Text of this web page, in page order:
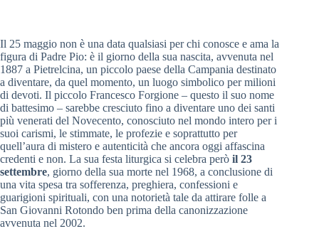
Il 25 maggio non è una data qualsiasi per chi conosce e ama la
figura di Padre Pio: è il giorno della sua nascita, avvenuta nel
1887 a Pietrelcina, un piccolo paese della Campania destinato
a diventare, da quel momento, un luogo simbolico per milioni
di devoti. Il piccolo Francesco Forgione – questo il suo nome
di battesimo – sarebbe cresciuto fino a diventare uno dei santi
più venerati del Novecento, conosciuto nel mondo intero per i
suoi carismi, le stimmate, le profezie e soprattutto per
quell’aura di mistero e autenticità che ancora oggi affascina
credenti e non. La sua festa liturgica si celebra però il 23
settembre, giorno della sua morte nel 1968, a conclusione di
una vita spesa tra sofferenza, preghiera, confessioni e
guarigioni spirituali, con una notorietà tale da attirare folle a
San Giovanni Rotondo ben prima della canonizzazione
avvenuta nel 2002.